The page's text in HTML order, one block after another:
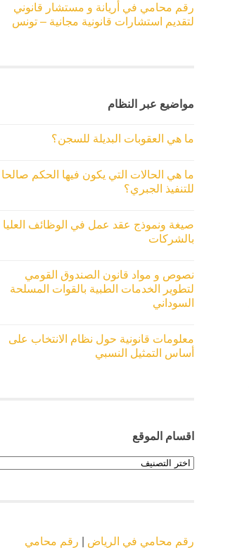
رقم محامي في أريانة و مستشار قانوني
لتقديم استشارات قانونية مجانية – تونس
مواضيع عبر النظام
ما هي العقوبات البديلة للسجن؟
ما هي الحالات التي يكون فيها الحكم صالحا
للتنفيذ الجبري؟
صيغة ونموذج عقد عمل في الوظائف العليا
بالشركات
نصوص و مواد قانون الصندوق القومي
لتطوير الخدمات الطبية بالقوات المسلحة
السوداني
معلومات قانونية حول نظام الانتخاب على
أساس التمثيل النسبي
اقسام الموقع
اقسام
الموقع
رقم محامي في الرياض
رقم محامي